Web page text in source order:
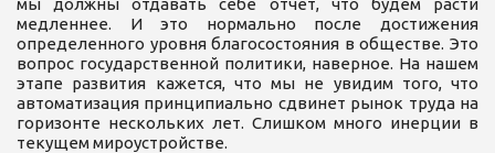
мы должны отдавать себе отчет, что будем расти
медленнее. И это нормально после достижения
определенного уровня благосостояния в обществе. Это
вопрос государственной политики, наверное. На нашем
этапе развития кажется, что мы не увидим того, что
автоматизация принципиально сдвинет рынок труда на
горизонте нескольких лет. Слишком много инерции в
текущем мироустройстве.